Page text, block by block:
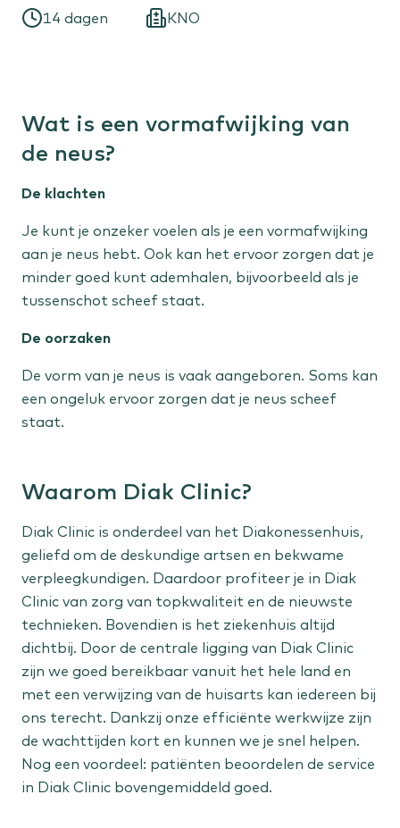
Overgangsklachten
Liesbreuk
Scheelzien
Liesbreuk
Niersteen
Staat jouw behandeling er niet tussen?
Bekijk alle aandoeningen
14 dagen KNO
Wat is een vormafwijking van
de neus?
De klachten
Je kunt je onzeker voelen als je een vormafwijking
aan je neus hebt. Ook kan het ervoor zorgen dat je
minder goed kunt ademhalen, bijvoorbeeld als je
tussenschot scheef staat.
De oorzaken
De vorm van je neus is vaak aangeboren. Soms kan
een ongeluk ervoor zorgen dat je neus scheef
staat.
Waarom Diak Clinic?
Diak Clinic is onderdeel van het Diakonessenhuis,
geliefd om de deskundige artsen en bekwame
verpleegkundigen. Daardoor profiteer je in Diak
Clinic van zorg van topkwaliteit en de nieuwste
technieken. Bovendien is het ziekenhuis altijd
dichtbij. Door de centrale ligging van Diak Clinic
zijn we goed bereikbaar vanuit het hele land en
met een verwijzing van de huisarts kan iedereen bij
ons terecht. Dankzij onze efficiënte werkwijze zijn
de wachttijden kort en kunnen we je snel helpen.
Nog een voordeel: patiënten beoordelen de service
in Diak Clinic bovengemiddeld goed.